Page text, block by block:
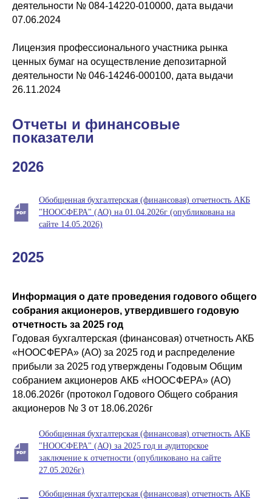
деятельности № 084-14220-010000, дата выдачи
07.06.2024
Лицензия профессионального участника рынка
ценных бумаг на осуществление депозитарной
деятельности № 046-14246-000100, дата выдачи
26.11.2024
Отчеты и финансовые
показатели
2026
Обобщенная бухгалтерская (финансовая) отчетность АКБ
"НООСФЕРА" (АО) на 01.04.2026г (опубликована на
сайте 14.05.2026)
2025
Информация о дате проведения годового общего
собрания акционеров, утвердившего годовую
отчетность за 2025 год
Годовая бухгалтерская (финансовая) отчетность АКБ
«НООСФЕРА» (АО) за 2025 год и распределение
прибыли за 2025 год утверждены Годовым Общим
собранием акционеров АКБ «НООСФЕРА» (АО)
18.06.2026г (протокол Годового Общего собрания
акционеров № 3 от 18.06.2026г
Обобщенная бухгалтерская (финансовая) отчетность АКБ
"НООСФЕРА" (АО) за 2025 год и аудиторское
заключение к отчетности (опубликовано на сайте
27.05.2026г)
Обобщенная бухгалтерская (финансовая) отчетность АКБ